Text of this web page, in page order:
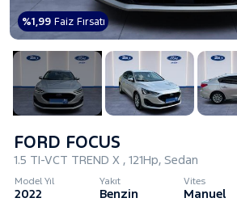
%1,99Faiz Fırsatı
FORD FOCUS
1.5 TI-VCT TREND X , 121Hp, Sedan
Model Yıl
2022
Yakıt
Benzin
Vites
Manuel